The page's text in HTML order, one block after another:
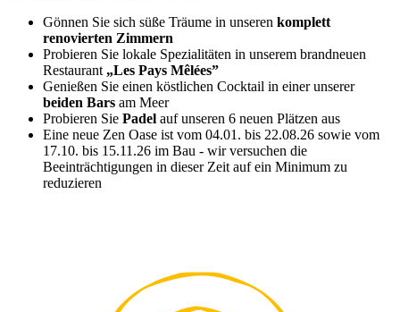
Gönnen Sie sich süße Träume in unseren komplett
renovierten Zimmern
Probieren Sie lokale Spezialitäten in unserem brandneuen
Restaurant „Les Pays Mêlées”
Genießen Sie einen köstlichen Cocktail in einer unserer
beiden Bars am Meer
Probieren Sie Padel auf unseren 6 neuen Plätzen aus
Eine neue Zen Oase ist vom 04.01. bis 22.08.26 sowie vom
17.10. bis 15.11.26 im Bau - wir versuchen die
Beeinträchtigungen in dieser Zeit auf ein Minimum zu
reduzieren